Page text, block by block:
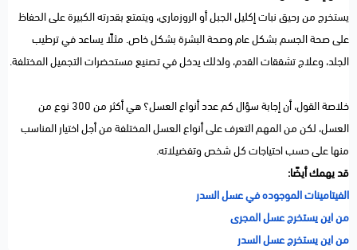
يستخرج من رحيق نبات إكليل الجبل أو الروزماري، ويتمتع بقدرته الكبيرة على الحفاظ
على صحة الجسم بشكل عام وصحة البشرة بشكل خاص. مثلًا يساعد في ترطيب
الجلد، وعلاج تشققات القدم، ولذلك يدخل في تصنيع مستحضرات التجميل المختلفة.
خلاصة القول، أن إجابة سؤال كم عدد أنواع العسل؟ هي أكثر من 300 نوع من
العسل، لكن من المهم التعرف على أنواع العسل المختلفة من أجل اختيار المناسب
منها على حسب احتياجات كل شخص وتفضيلاته.
قد يهمك أيضًا:
الفيتامينات الموجوده في عسل السدر
من اين يستخرج عسل المجرى
من اين يستخرج عسل السدر